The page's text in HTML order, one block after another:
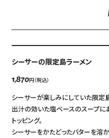
シーサーの限定島ラーメン
1,870円（税込）
シーサーが楽しみにしていた限定
出汁の効いた塩ベースのスープに
トッピング。
シーサーをかたどったバターを溶